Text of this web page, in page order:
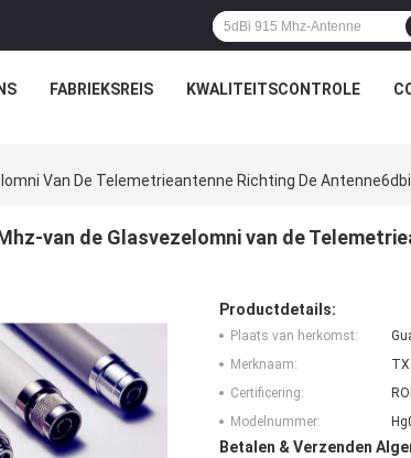
FABRIEKSREIS KWALITEITSCONTROLE
Van De Telemetrieantenne Richting De
van de Glasvezelomni van de
Productdetails:
Plaats van herkomst:
Merknaam:
TX
Certificering:
Modelnummer:
Betalen & Verzenden